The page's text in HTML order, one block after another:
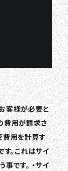
客様が必要と
費用が請求さ
用を計算す
。これはサイ
です。 ・サイ